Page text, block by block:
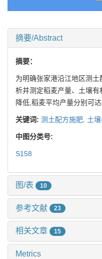
摘要/Abstract
摘要：
为明确张家港沿江地区测
析并测定稻麦产量、土壤
降低,稻麦平均产量分别可
关键词: 测土配方施肥, 土壤
中图分类号:
S158
图/表 10
参考文献 23
相关文章 15
Metrics